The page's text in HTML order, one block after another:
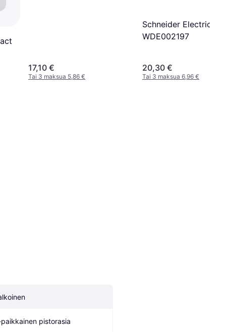
17,10 €
Tai 3 maksua 5,86 €
Schneider Electric
WDE002197
20,30 €
Tai 3 maksua 6,96 €
pistorasia